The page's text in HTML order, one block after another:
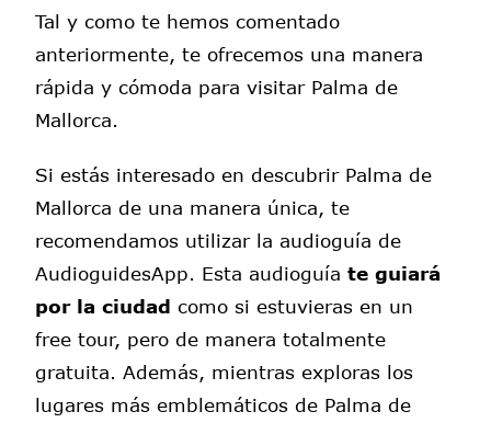
Tal y como te hemos comentado
anteriormente, te ofrecemos una manera
rápida y cómoda para visitar Palma de
Mallorca.
Si estás interesado en descubrir Palma de
Mallorca de una manera única, te
recomendamos utilizar la audioguía de
AudioguidesApp. Esta audioguíate guiará
por la ciudad como si estuvieras en un
free tour, pero de manera totalmente
gratuita. Además, mientras exploras los
lugares más emblemáticos de Palma de